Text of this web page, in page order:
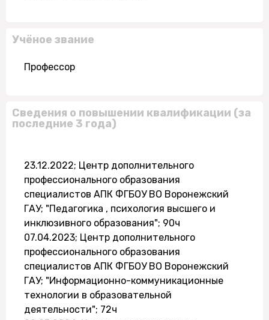
Учёное звание
Профессор
Сведения о повышении квалификации (за
последние 3 года)
23.12.2022; Центр дополнительного
профессионального образования
специалистов АПК ФГБОУ ВО Воронежский
ГАУ; "Педагогика , психология высшего и
инклюзивного образования"; 90ч
07.04.2023; Центр дополнительного
профессионального образования
специалистов АПК ФГБОУ ВО Воронежский
ГАУ; "Информационно-коммуникационные
технологии в образовательной
деятельности"; 72ч